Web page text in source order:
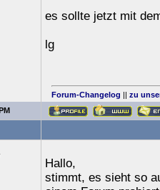
es sollte jetzt mit
lg
Forum-Changelog || zu
Hallo,
stimmt, es sieht so